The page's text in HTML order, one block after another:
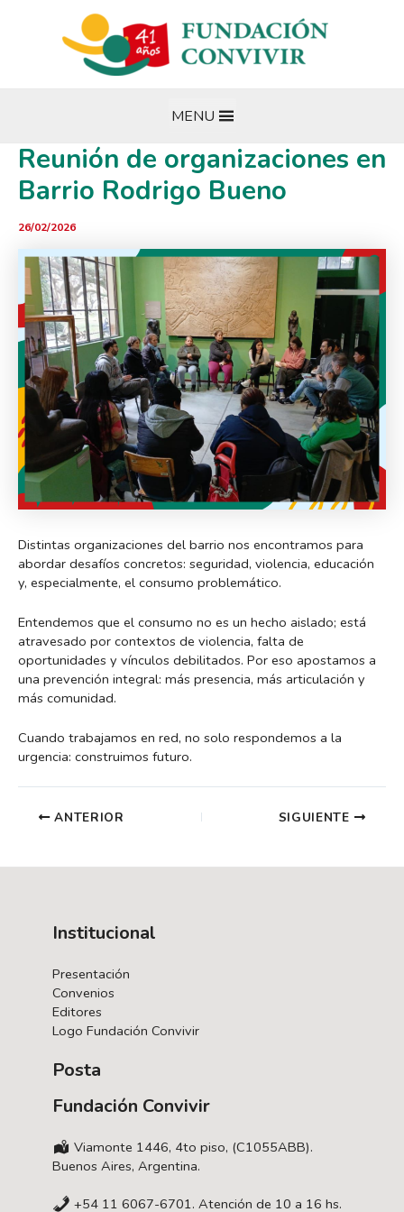
MENU
Reunión de organizaciones en
Barrio Rodrigo Bueno
26/02/2026
Distintas organizaciones del barrio nos encontramos para
abordar desafíos concretos: seguridad, violencia, educación
y, especialmente, el consumo problemático.
Entendemos que el consumo no es un hecho aislado; está
atravesado por contextos de violencia, falta de
oportunidades y vínculos debilitados. Por eso apostamos a
una prevención integral: más presencia, más articulación y
más comunidad.
Cuando trabajamos en red, no solo respondemos a la
urgencia: construimos futuro.
Navegación
ANTERIOR SIGUIENTE
Institucional
Presentación
Convenios
Editores
Logo Fundación Convivir
Posta
Fundación Convivir
Viamonte 1446, 4to piso, (C1055ABB).
Buenos Aires, Argentina.
+54 11 6067-6701. Atención de 10 a 16 hs.